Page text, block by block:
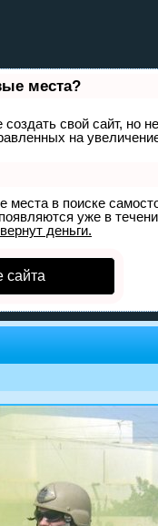
места?
свой сайт, но
на
места в поиске
уже в
вернут деньги.
сайта